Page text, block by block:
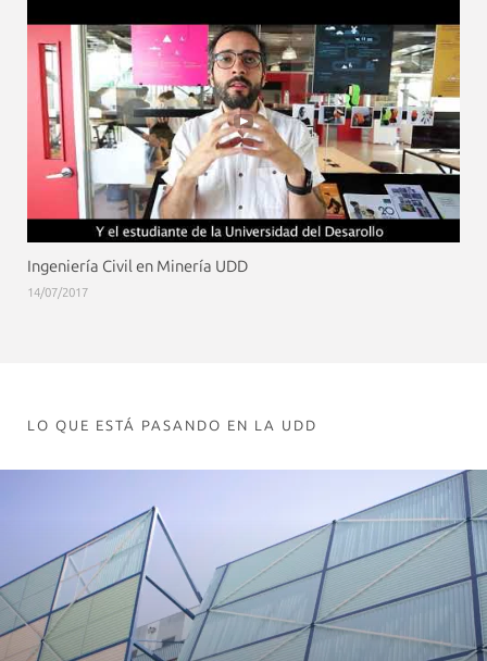
Ingeniería Civil en Minería UDD
14/07/2017
LO QUE ESTÁ PASANDO EN LA UDD